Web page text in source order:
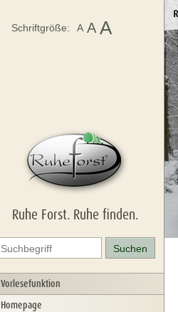
Ruhe Forst. Ruhe finden.
Vorlesefunktion
Homepage
Schriftgröße: A A A